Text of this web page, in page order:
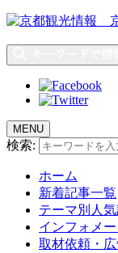
MENU
検索:
ホーム
新着記事一覧
テーマ別人
インフォメ
取材依頼・